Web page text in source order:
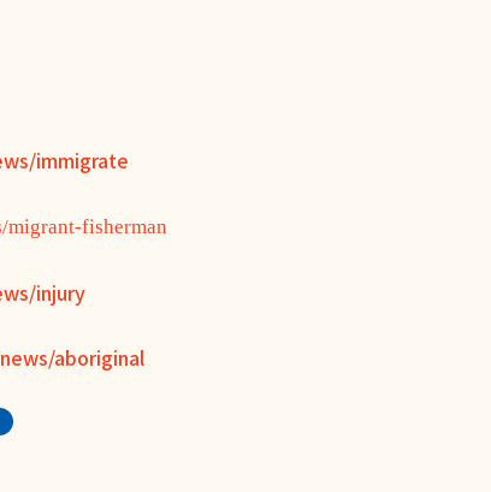
immigrate
migrant-fisherman
injury
aboriginal